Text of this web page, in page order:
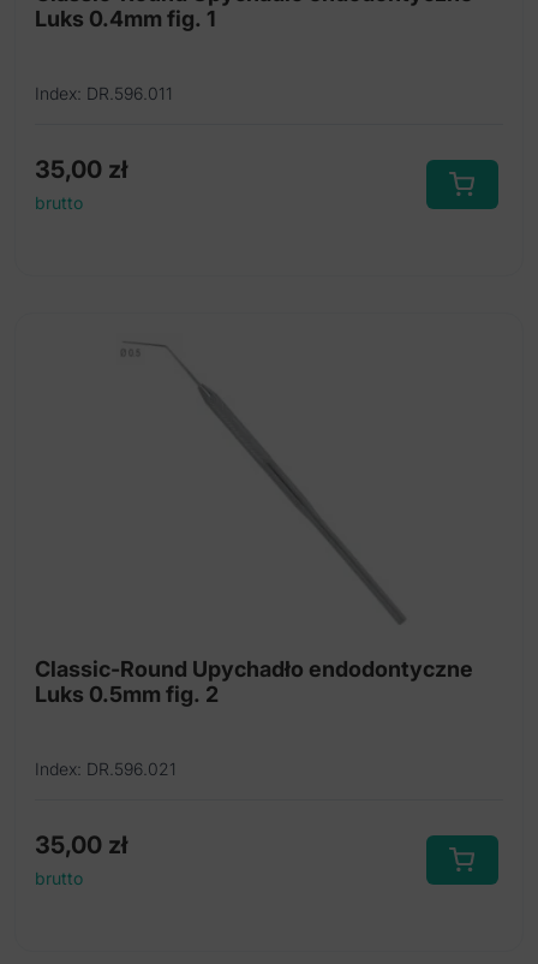
Luks 0.4mm fig. 1
Index: DR.596.011
35,00 zł
brutto
Classic-Round Upychadło endodontyczne
Luks 0.5mm fig. 2
Index: DR.596.021
35,00 zł
brutto